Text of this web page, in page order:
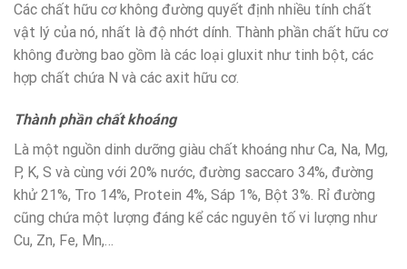
Các chất hữu cơ không đường quyết định nhiều tính chất
vật lý của nó, nhất là độ nhớt dính. Thành phần chất hữu cơ
không đường bao gồm là các loại gluxit như tinh bột, các
hợp chất chứa N và các axit hữu cơ.
Thành phần chất khoáng
Là một nguồn dinh dưỡng giàu chất khoáng như Ca, Na, Mg,
P, K, S và cùng với 20% nước, đường saccaro 34%, đường
khử 21%, Tro 14%, Protein 4%, Sáp 1%, Bột 3%. Rỉ đường
cũng chứa một lượng đáng kể các nguyên tố vi lượng như
Cu, Zn, Fe, Mn,…